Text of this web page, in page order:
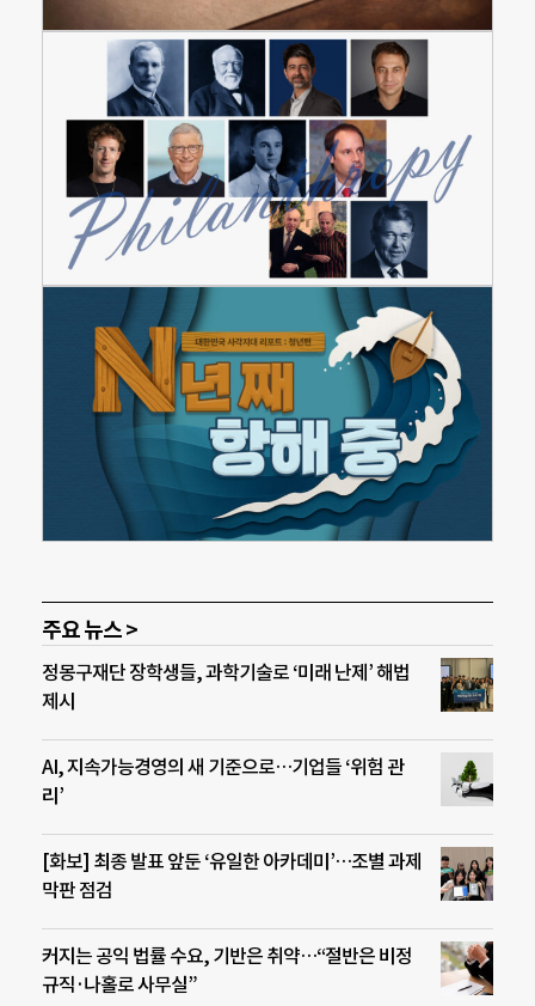
주요 뉴스 >
정몽구재단 장학생들, 과학기술로 ‘미래 난제’ 해법
제시
AI, 지속가능경영의 새 기준으로…기업들 ‘위험 관
리’
[화보] 최종 발표 앞둔 ‘유일한 아카데미’…조별 과제
막판 점검
커지는 공익 법률 수요, 기반은 취약…“절반은 비정
규직·나홀로 사무실”